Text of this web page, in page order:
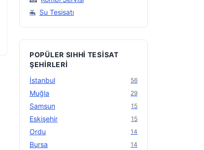
Su Tesisatı
POPÜLER SIHHI TESISAT
ŞEHIRLERI
İstanbul
56
Muğla 29
Samsun 15
Eskişehir 15
Ordu 14
Bursa 14